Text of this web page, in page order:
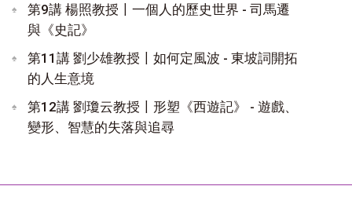
第9講 楊照教授〡一個人的歷史世界 - 司馬遷
與《史記》
第11講 劉少雄教授〡如何定風波 - 東坡詞開拓
的人生意境
第12講 劉瓊云教授〡形塑《西遊記》 - 遊戲、
變形、智慧的失落與追尋